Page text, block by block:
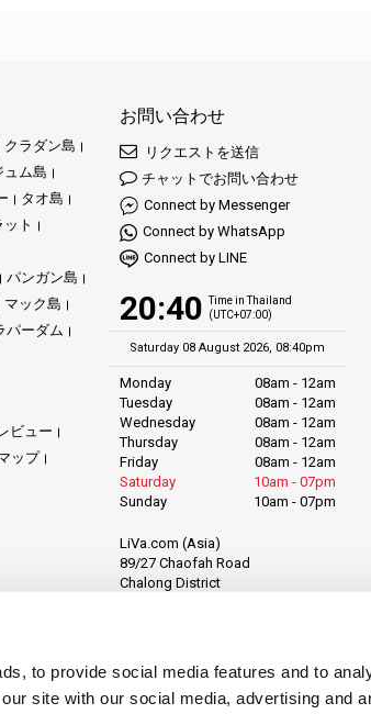
to provide social media features and to
site with our social media, advertising and
クラダン島
ュム島
タオ島
ット
パンガン島
マック島
パーダム
ビュー
ップ
お問い合わせ
リクエストを送信
チャットでお問い合わせ
Connect by Messenger
Connect by WhatsApp
Connect by LINE
20:40 Time in Thailand
(UTC+07:00)
Saturday 08 August 2026, 08:40pm
Monday
08am - 12am
Tuesday
08am - 12am
Wednesday
08am - 12am
Thursday
08am - 12am
Friday
08am - 12am
Saturday
10am - 07pm
Sunday
10am - 07pm
LiVa.com (Asia)
89/27 Chaofah Road
Chalong District